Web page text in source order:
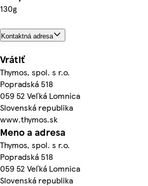
130g
Kontaktná adresa
Vrátiť
Thymos, spol. s r.o.
Popradská 518
059 52 Veľká Lomnica
Slovenská republika
www.thymos.sk
Meno a adresa
Thymos, spol. s r.o.
Popradská 518
059 52 Veľká Lomnica
Slovenská republika